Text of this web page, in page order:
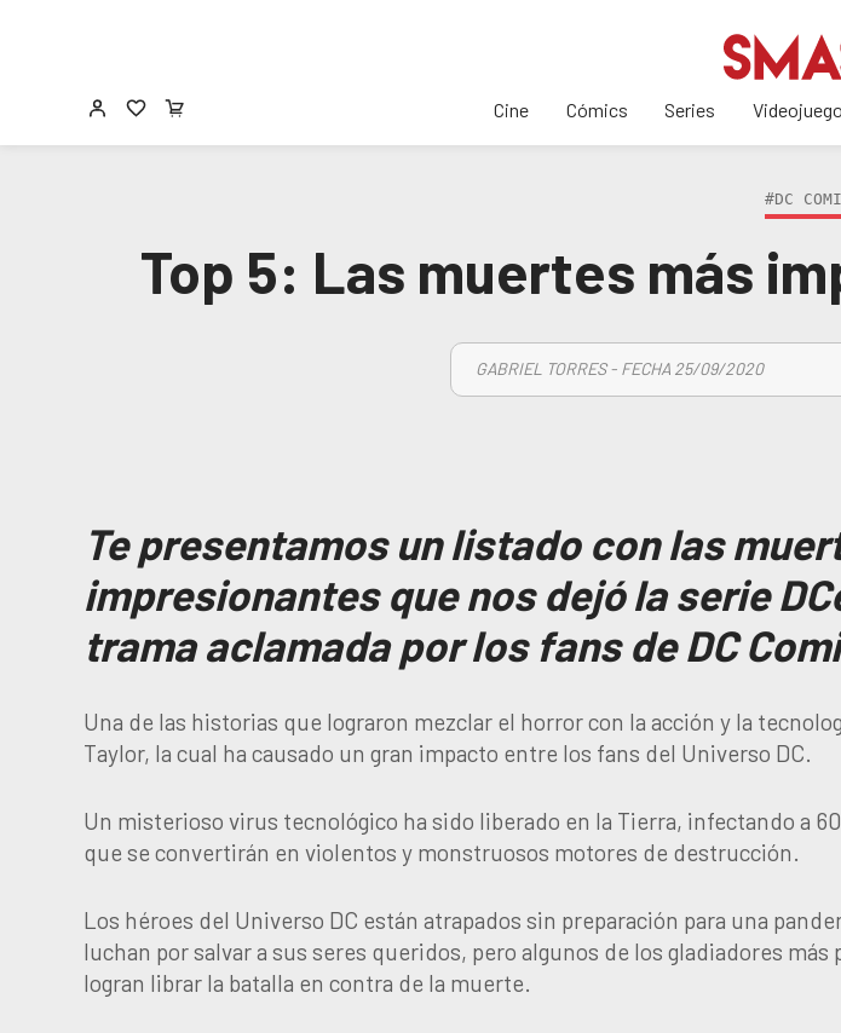
Cine Cómics Series
#DC
Top 5: Las muertes más
GABRIEL TORRES - FECHA 25/09/2020
Te presentamos un listado con las
impresionantes que nos dejó la serie
trama aclamada por los fans de DC
Una de las historias que lograron mezclar el horror con la acción y la
Taylor, la cual ha causado un gran impacto entre los fans del Universo DC.
Un misterioso virus tecnológico ha sido liberado en la Tierra, infectando a
que se convertirán en violentos y monstruosos motores de destrucción.
Los héroes del Universo DC están atrapados sin preparación para una
luchan por salvar a sus seres queridos, pero algunos de los gladiadores más
logran librar la batalla en contra de la muerte.